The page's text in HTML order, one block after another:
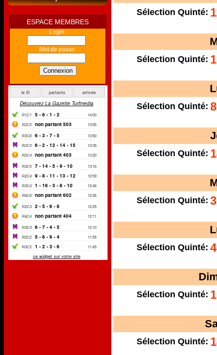
ESPACE MEMBRES
Login:
Mot de passe:
Connexion
Sélection Quinté:
Sélection Quinté:
Sélection Quinté:
Sélection Quinté:
Sélection Quinté:
Sélection Quinté:
Sélection Quinté:
Sélection Quinté: